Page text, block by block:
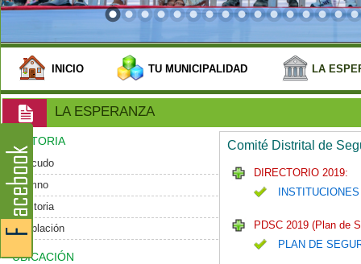
INICIO TU MUNICIPALIDAD LA
LA ESPERANZA
HISTORIA
Escudo
Himno
Historia
Población
UBICACIÓN
Comité Distrital de
DIRECTORIO 2019:
PDSC 2019 (Plan de
PLAN DE